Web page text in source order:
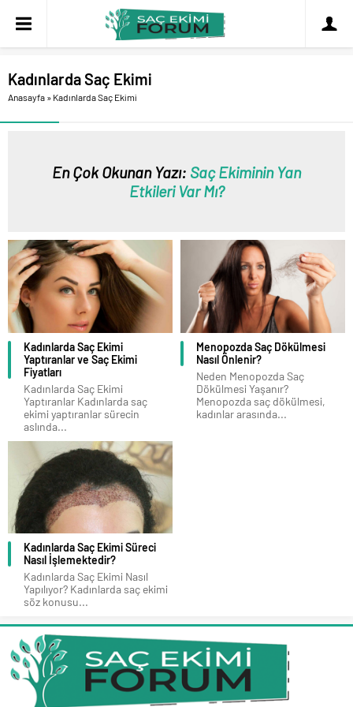
Kadınlarda Saç Ekimi
Anasayfa » Kadınlarda Saç Ekimi
En Çok Okunan Yazı: Saç Ekiminin Yan
Etkileri Var Mı?
Kadınlarda Saç Ekimi
Yaptıranlar ve Saç Ekimi
Fiyatları
Kadınlarda Saç Ekimi
Yaptıranlar Kadınlarda saç
ekimi yaptıranlar sürecin
aslında...
Menopozda Saç Dökülmesi
Nasıl Önlenir?
Neden Menopozda Saç
Dökülmesi Yaşanır?
Menopozda saç dökülmesi,
kadınlar arasında...
Kadınlarda Saç Ekimi Süreci
Nasıl İşlemektedir?
Kadınlarda Saç Ekimi Nasıl
Yapılıyor? Kadınlarda saç ekimi
söz konusu...